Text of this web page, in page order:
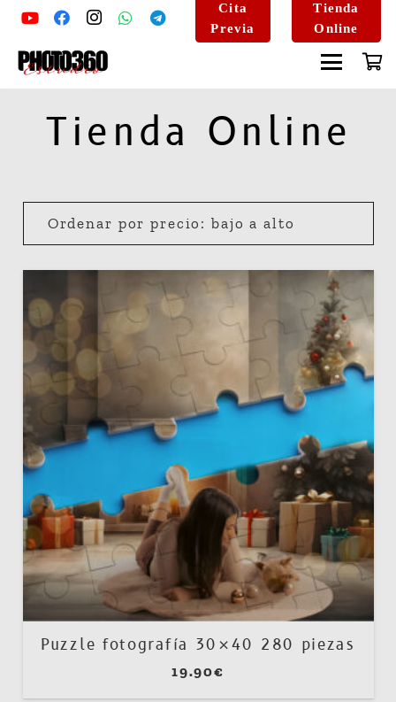
Cita
Previa
Tienda
Online
Tienda Online
Puzzle fotografía 30×40 280 piezas
19.90€